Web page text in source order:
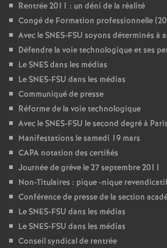
Rentrée 2011 : un déni de la réalité
Congé de Formation professionnelle
Avec le SNES-FSU soyons déterminés à
Défendre la voie technologique et ses
Le SNES dans les médias
Le SNES-FSU dans les médias
Communiqué de presse
Réforme de la voie technologique
Avec le SNES-FSU le second degré à Paris
Manifestations le samedi 19 mars
CAPA notation des certifiés
Journée de grève le 27 septembre 2011
Non-Titulaires : pique -nique
Conférence de presse de la section
Le SNES-FSU dans les médias
Le SNES-FSU dans les médias
Conseil syndical de rentrée